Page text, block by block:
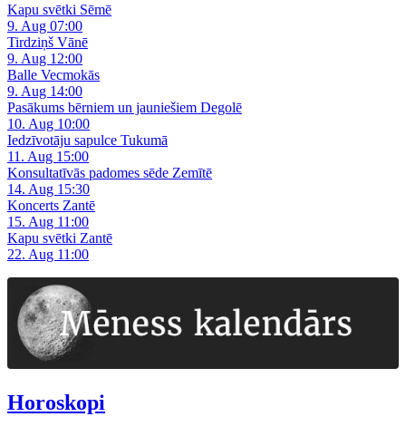
Kapu svētki Sēmē
9. Aug 07:00
Tirdziņš Vānē
9. Aug 12:00
Balle Vecmokās
9. Aug 14:00
Pasākums bērniem un jauniešiem Degolē
10. Aug 10:00
Iedzīvotāju sapulce Tukumā
11. Aug 15:00
Konsultatīvās padomes sēde Zemītē
14. Aug 15:30
Koncerts Zantē
15. Aug 11:00
Kapu svētki Zantē
22. Aug 11:00
Horoskopi